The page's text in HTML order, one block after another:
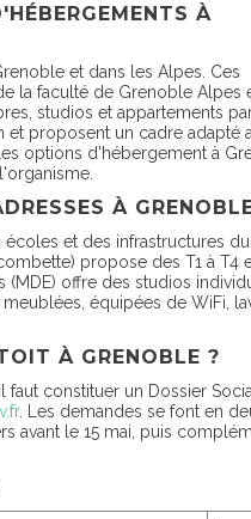
À
et dans les Alpes. Ces
la faculté de Grenoble Alpes
studios et appartements
et proposent un cadre adapté
options d'hébergement à
À
et des infrastructures du
propose des T1 à T4
offre des studios
équipées de WiFi,
À GRENOBLE ?
faut constituer un Dossier
. Les demandes se font en
avant le 15 mai, puis